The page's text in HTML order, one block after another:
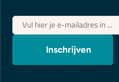
E-
mailadres*
Inschrijven